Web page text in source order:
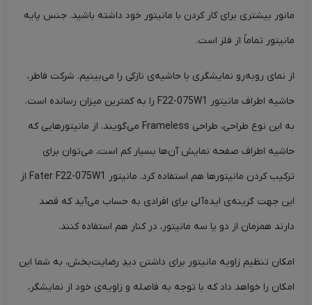
مانور بیشتری برای کار کردن با مانیتور خود داشته باشید. جنس پایه
مانیتور تماماً از فلز است.
از نمای روبه‌رو نمایشگری با حاشیه‌ی نازکی را می‌بینیم. شرکت فاطر،
حاشیه اطراف مانیتور F22-075W1 را به کمترین میزان رسانده است.
به این نوع طراحی، طراحی Frameless می‌گویند. از مانیتورهایی که
حاشیه اطراف صفحه نمایش آن‌ها بسیار کم است، می‌توان برای
ترکیب کردن مانیتورها هم استفاده کرد. مانیتور Fater F22-075W1 از
این جهت گزینه‌ی ایده‌آلی برای افرادی به حساب می‌آید که قصد
دارند همزمان از دو یا سه مانیتور، در کنار هم استفاده کنند.
امکان تنظیم زاویه مانیتور برای داشتن دیدِ رضایت‌بخش، به شما این
امکان را خواهد داد که با توجه به فاصله‌ و زاویه‌ی خود از نمایشگر،